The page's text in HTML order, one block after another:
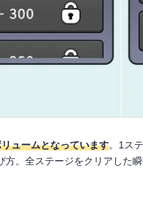
ュームとなっています。1ス
方。全ステージをクリアした